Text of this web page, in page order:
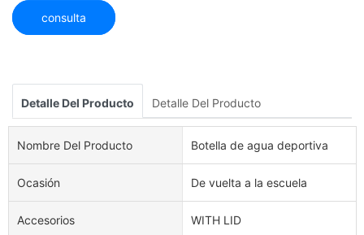
consulta
Detalle Del Producto Detalle Del Producto
Nombre Del Producto Botella de agua deportiva
Ocasión De vuelta a la escuela
Accesorios WITH LID